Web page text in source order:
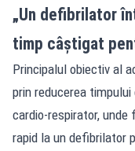
„Un defibrilator
timp câştigat
Principalul obiectiv al
prin reducerea
cardio-respirator,
rapid la un defibrilator